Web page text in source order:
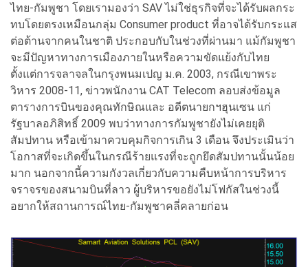
ไทย-กัมพูชา โดยเรามองว่า SAV ไม่ใช่ธุรกิจที่จะได้รับผลกระ
ทบโดยตรงเหมือนกลุ่ม Consumer product ที่อาจได้รับกระแส
ต่อต้านจากคนในชาติ ประกอบกับในช่วงที่ผ่านมา แม้กัมพูชา
จะมีปัญหาทางการเมืองภายในหรือความขัดแย้งกับไทย
ตั้งแต่การจลาจลในกรุงพนมเปญ ม.ค. 2003, กรณีเขาพระ
วิหาร 2008-11, ข่าวพนักงาน CAT Telecom ลอบส่งข้อมูล
ตารางการบินของคุณทักษิณและ อดีตนายกฯฮุนเซน แก่
รัฐบาลอภิสิทธิ์ 2009 พบว่าทางการกัมพูชายังไม่เคยยุติ
สัมปทาน หรือเข้ามาควบคุมกิจการเกิน 3 เดือน จึงประเมินว่า
โอกาสที่จะเกิดขึ้นในกรณีร้ายแรงที่จะถูกยึดสัมปทานนั้นน้อย
มาก นอกจากนี้ความกังวลเกี่ยวกับความคืบหน้าการบริหาร
จราจรของสนามบินที่ลาว ผู้บริหารขอยังไม่โฟกัสในช่วงนี้
อยากให้สถานการณ์ไทย-กัมพูชาคลี่คลายก่อน